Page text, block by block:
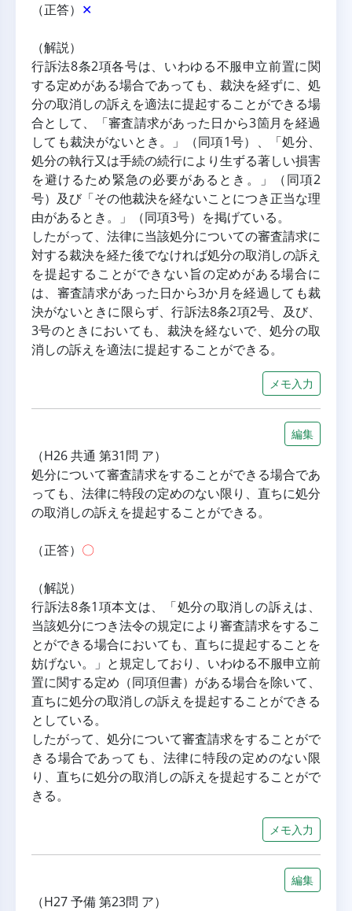
（正答） ✕
（解説）
行訴法8条2項各号は、いわゆる不服申立前置に関
する定めがある場合であっても、裁決を経ずに、処
分の取消しの訴えを適法に提起することができる場
合として、「審査請求があった日から3箇月を経過
しても裁決がないとき。」（同項1号）、「処分、
処分の執行又は手続の続行により生ずる著しい損害
を避けるため緊急の必要があるとき。」（同項2
号）及び「その他裁決を経ないことにつき正当な理
由があるとき。」（同項3号）を掲げている。
したがって、法律に当該処分についての審査請求に
対する裁決を経た後でなければ処分の取消しの訴え
を提起することができない旨の定めがある場合に
は、審査請求があった日から3か月を経過しても裁
決がないときに限らず、行訴法8条2項2号、及び、
3号のときにおいても、裁決を経ないで、処分の取
消しの訴えを適法に提起することができる。
メモ入力
編集
（H26 共通 第31問 ア）
処分について審査請求をすることができる場合であ
っても、法律に特段の定めのない限り、直ちに処分
の取消しの訴えを提起することができる。
（正答） 〇
（解説）
行訴法8条1項本文は、「処分の取消しの訴えは、
当該処分につき法令の規定により審査請求をするこ
とができる場合においても、直ちに提起することを
妨げない。」と規定しており、いわゆる不服申立前
置に関する定め（同項但書）がある場合を除いて、
直ちに処分の取消しの訴えを提起することができる
としている。
したがって、処分について審査請求をすることがで
きる場合であっても、法律に特段の定めのない限
り、直ちに処分の取消しの訴えを提起することがで
きる。
メモ入力
編集
（H27 予備 第23問 ア）